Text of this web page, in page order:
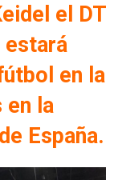
el DT
estará
en la
en la
España.